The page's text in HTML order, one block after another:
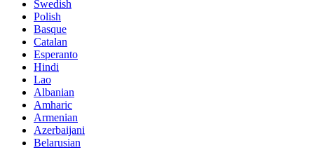
Swedish
Polish
Basque
Catalan
Esperanto
Hindi
Lao
Albanian
Amharic
Armenian
Azerbaijani
Belarusian